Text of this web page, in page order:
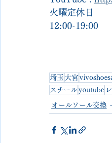
火曜定休日
12:00-19:00
埼玉 大宮
スチールyoutube
オールソール交換